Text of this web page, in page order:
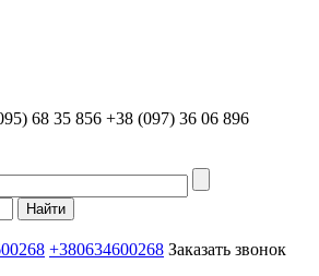
68 35 856 +38 (097) 36 06 896
+380634600268 Заказать звонок